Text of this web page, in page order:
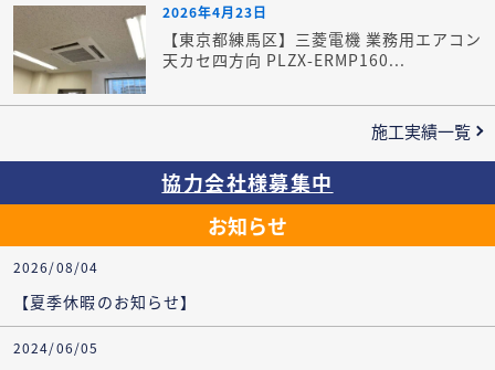
2026年4月23日
【東京都練馬区】三菱電機 業務用エアコン
天カセ四方向 PLZX-ERMP160...
施工実績一覧
協力会社様募集中
お知らせ
2026/08/04
【夏季休暇のお知らせ】
2024/06/05